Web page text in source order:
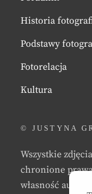
Historia
Podstawy
Fotorelacja
Kultura
© JUSTYNA
Wszystkie
chronione
własność